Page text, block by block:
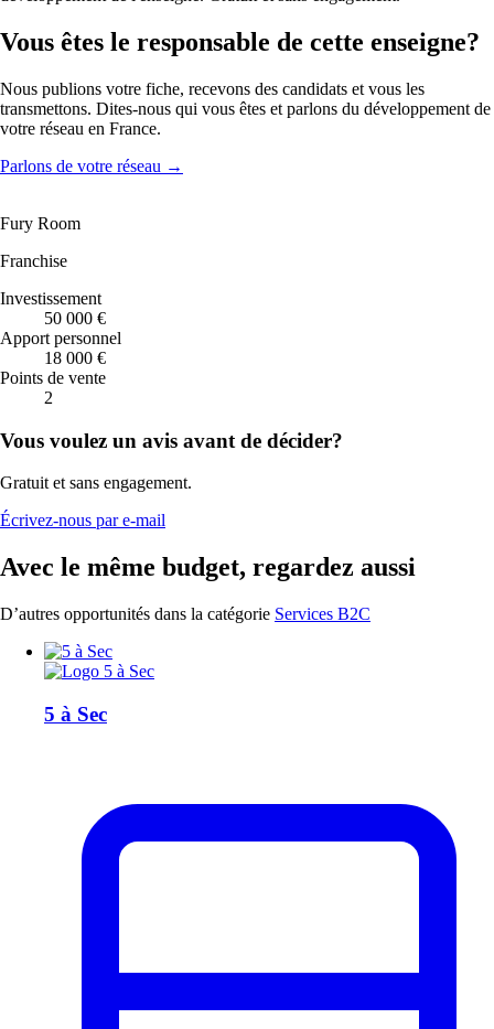
Vous êtes le responsable de cette enseigne?
Nous publions votre fiche, recevons des candidats et vous les
transmettons. Dites-nous qui vous êtes et parlons du développement de
votre réseau en France.
Parlons de votre réseau →
Fury Room
Franchise
Investissement
50 000 €
Apport personnel
18 000 €
Points de vente
2
Vous voulez un avis avant de décider?
Gratuit et sans engagement.
Écrivez-nous par e-mail
Avec le même budget, regardez aussi
D’autres opportunités dans la catégorie Services B2C
5 à Sec